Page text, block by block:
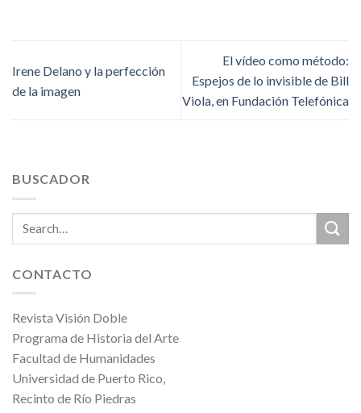
Irene Delano y la perfección
de la imagen
El vídeo como método:
Espejos de lo invisible de Bill
Viola, en Fundación Telefónica
BUSCADOR
CONTACTO
Revista Visión Doble
Programa de Historia del Arte
Facultad de Humanidades
Universidad de Puerto Rico,
Recinto de Río Piedras